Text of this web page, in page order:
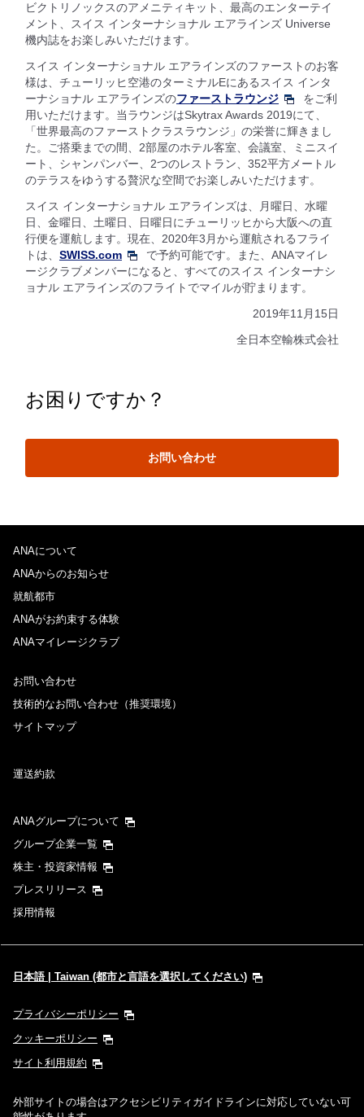
ビクトリノックスのアメニティキット、最高のエンターテイ
メント、スイス インターナショナル エアラインズ Universe
機内誌をお楽しみいただけます。
スイス インターナショナル エアラインズのファーストのお客
様は、チューリッヒ空港のターミナルEにあるスイス インタ
ーナショナル エアラインズのファーストラウンジ
をご利
用いただけます。当ラウンジはSkytrax Awards 2019にて、
「世界最高のファーストクラスラウンジ」の栄誉に輝きまし
た。ご搭乗までの間、2部屋のホテル客室、会議室、ミニスイ
ート、シャンパンバー、2つのレストラン、352平方メートル
のテラスをゆうする贅沢な空間でお楽しみいただけます。
スイス インターナショナル エアラインズは、月曜日、水曜
日、金曜日、土曜日、日曜日にチューリッヒから大阪への直
行便を運航します。現在、2020年3月から運航されるフライ
トは、 SWISS.com
で予約可能です。また、ANAマイレ
ージクラブメンバーになると、すべてのスイス インターナシ
ョナル エアラインズのフライトでマイルが貯まります。
2019年11月15日
全日本空輸株式会社
お困りですか？
お問い合わせ
ANAについて
ANAからのお知らせ
就航都市
ANAがお約束する体験
ANAマイレージクラブ
お問い合わせ
技術的なお問い合わせ（推奨環境）
サイトマップ
運送約款
ANAグループについて
グループ企業一覧
株主・投資家情報
プレスリリース
採用情報
日本語 | Taiwan (都市と言語を選択してください)
プライバシーポリシー
クッキーポリシー
サイト利用規約
外部サイトの場合はアクセシビリティガイドラインに対応していない可